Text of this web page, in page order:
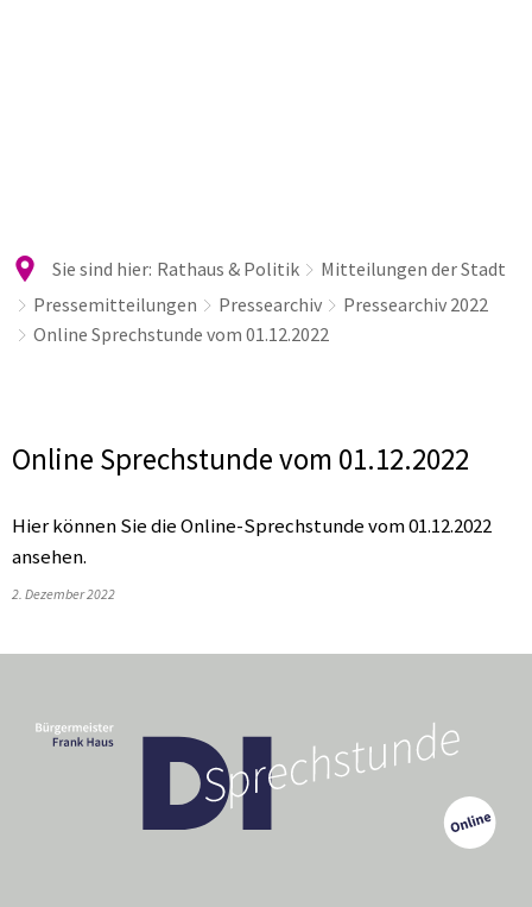
Sie sind hier: Rathaus & Politik
Mitteilungen der Stadt
Pressemitteilungen
Pressearchiv
Pressearchiv 2022
Online Sprechstunde vom 01.12.2022
Online Sprechstunde vom 01.12.2022
Hier können Sie die Online-Sprechstunde vom 01.12.2022
ansehen.
2. Dezember 2022